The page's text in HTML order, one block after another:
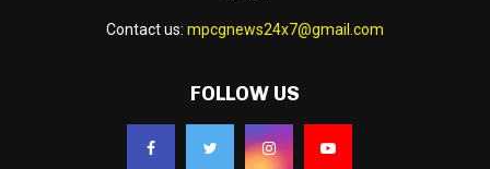
Contact us: mpcgnews24x7@gmail.com
FOLLOW US